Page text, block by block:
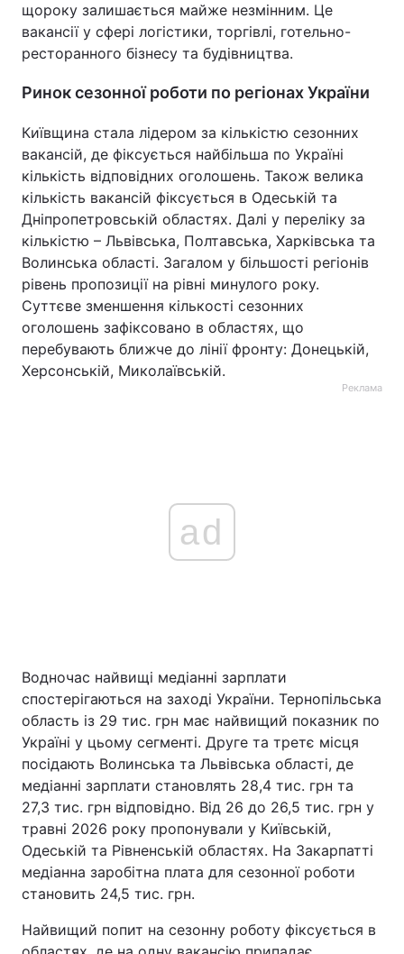
щороку залишається майже незмінним. Це
вакансії у сфері логістики, торгівлі, готельно-
ресторанного бізнесу та будівництва.
Ринок сезонної роботи по регіонах України
Київщина стала лідером за кількістю сезонних
вакансій, де фіксується найбільша по Україні
кількість відповідних оголошень. Також велика
кількість вакансій фіксується в Одеській та
Дніпропетровській областях. Далі у переліку за
кількістю – Львівська, Полтавська, Харківська та
Волинська області. Загалом у більшості регіонів
рівень пропозиції на рівні минулого року.
Суттєве зменшення кількості сезонних
оголошень зафіксовано в областях, що
перебувають ближче до лінії фронту: Донецькій,
Херсонській, Миколаївській.
Реклама
ad
Водночас найвищі медіанні зарплати
спостерігаються на заході України. Тернопільська
область із 29 тис. грн має найвищий показник по
Україні у цьому сегменті. Друге та третє місця
посідають Волинська та Львівська області, де
медіанні зарплати становлять 28,4 тис. грн та
27,3 тис. грн відповідно. Від 26 до 26,5 тис. грн у
травні 2026 року пропонували у Київській,
Одеській та Рівненській областях. На Закарпатті
медіанна заробітна плата для сезонної роботи
становить 24,5 тис. грн.
Найвищий попит на сезонну роботу фіксується в